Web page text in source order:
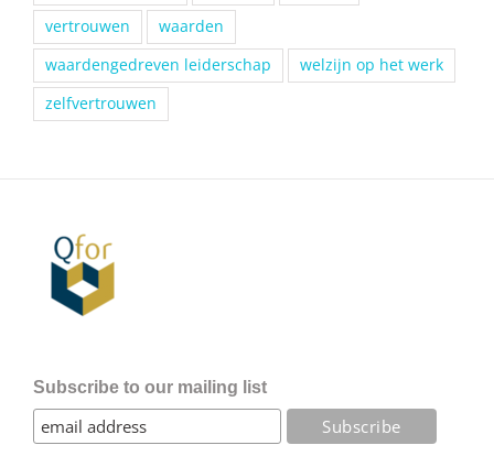
vertrouwen
waarden
waardengedreven leiderschap
welzijn op het werk
zelfvertrouwen
Subscribe to our mailing list